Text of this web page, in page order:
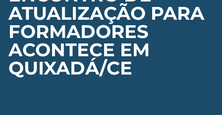
ATUALIZAÇÃO PARA
FORMADORES
ACONTECE EM
QUIXADÁ/CE